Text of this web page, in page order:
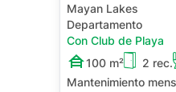
Mayan Lakes
Departamento
Con Club de Playa
100 m²
2 rec.
Mantenimiento